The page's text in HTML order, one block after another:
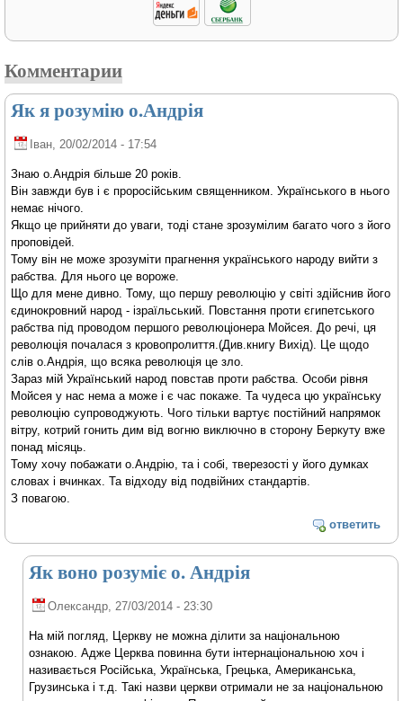
Комментарии
Як я розумію о.Андрія
Іван, 20/02/2014 - 17:54
Знаю о.Андрія більше 20 років.
Він завжди був і є проросійським священником. Українського в нього
немає нічого.
Якщо це прийняти до уваги, тоді стане зрозумілим багато чого з його
проповідей.
Тому він не може зрозуміти прагнення українського народу вийти з
рабства. Для нього це вороже.
Що для мене дивно. Тому, що першу революцію у світі здійснив його
єдинокровний народ - ізраїльський. Повстання проти єгипетського
рабства під проводом першого революціонера Мойсея. До речі, ця
революція почалася з кровопролиття.(Див.книгу Вихід). Це щодо
слів о.Андрія, що всяка революція це зло.
Зараз мій Український народ повстав проти рабства. Особи рівня
Мойсея у нас нема а може і є час покаже. Та чудеса цю українську
революцію супроводжують. Чого тільки вартує постійний напрямок
вітру, котрий гонить дим від вогню виключно в сторону Беркуту вже
понад місяць.
Тому хочу побажати о.Андрію, та і собі, тверезості у його думках
словах і вчинках. Та відходу від подвійних стандартів.
З повагою.
ответить
Як воно розуміє о. Андрія
Олександр , 27/03/2014 - 23:30
На мій погляд, Церкву не можна ділити за національною
ознакою. Адже Церква повинна бути інтернаціональною хоч і
називається Російська, Українська, Грецька, Американська,
Грузинська і т.д. Такі назви церкви отримали не за національною